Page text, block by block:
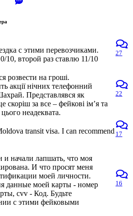
с этими перевозчиками.
10, второй раз ставлю 11/10
27
розвести на гроші.
акції нічних телефонний
Представлявся як
за все – фейкові ім’я та
неадеквата.
22
transit visa. I can recommend 17
начали лапшать, что моя
И что просят меня
моей личности.
данные моей карты - номер
cvv - Код. Будьте
с этими фейковыми
16